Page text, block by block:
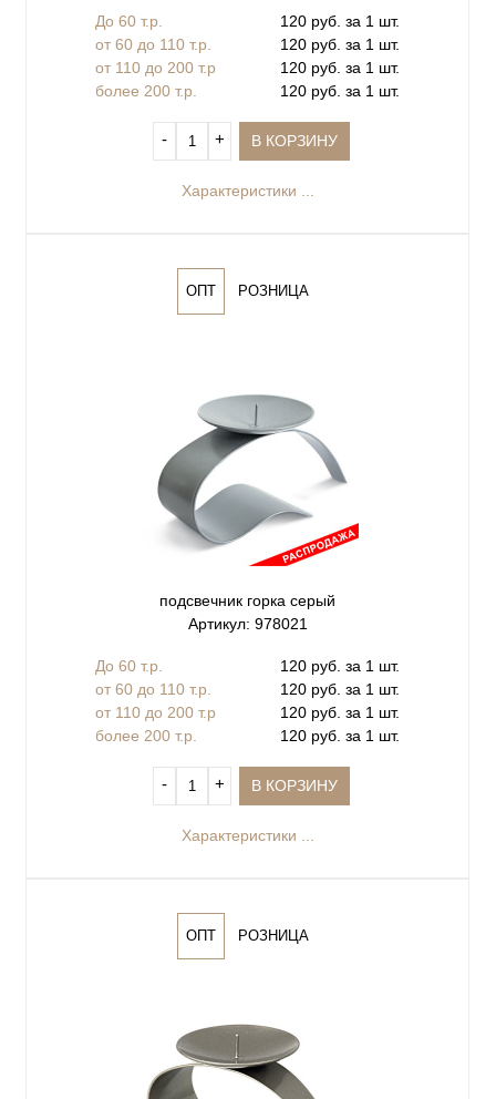
До 60 т.р.
120 руб. за 1 шт.
от 60 до 110 т.р.
120 руб. за 1 шт.
от 110 до 200 т.р
120 руб. за 1 шт.
более 200 т.р.
120 руб. за 1 шт.
‐ + В КОРЗИНУ
Характеристики ...
ОПТ РОЗНИЦА
подсвечник горка серый
Артикул: 978021
До 60 т.р.
120 руб. за 1 шт.
от 60 до 110 т.р.
120 руб. за 1 шт.
от 110 до 200 т.р
120 руб. за 1 шт.
более 200 т.р.
120 руб. за 1 шт.
‐ + В КОРЗИНУ
Характеристики ...
ОПТ РОЗНИЦА